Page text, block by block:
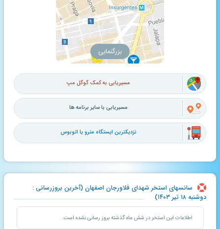
بزرگنمایی
مسیریابی به کمک گوگل مپ
مسیریابی با سایر برنامه ها
نزدیکترین ایستگاه مترو یا اتوبوس
سانسهای استخر شهدای فلاورجان اصفهان (آخرین بروزرسانی :
دوشنبه ۱۸ تیر ۱۴۰۳)
اطلاعات این استخر در شش ماه گذشته بروز رسانی نشده است.